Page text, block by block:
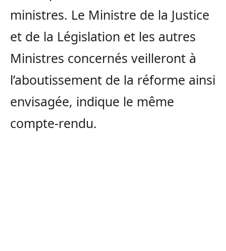
ministres. Le Ministre de la Justice
et de la Législation et les autres
Ministres concernés veilleront à
l’aboutissement de la réforme ainsi
envisagée, indique le même
compte-rendu.